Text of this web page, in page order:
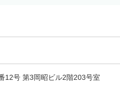
12号 第3岡昭ビル2階203号室